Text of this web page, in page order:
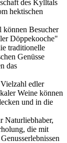
des Kylltals
hektischen
können Besucher
Döppekooche"
traditionelle
Genüsse
das
edler
Weine können
und in die
Naturliebhaber,
die mit